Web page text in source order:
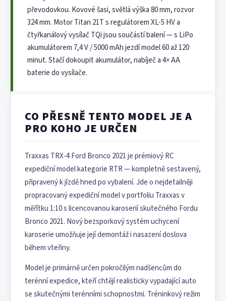
převodovkou. Kovové šasi, světlá výška 80 mm, rozvor
324 mm. Motor Titan 21T s regulátorem XL-5 HV a
čtyřkanálový vysílač TQi jsou součástí balení — s LiPo
akumulátorem 7,4 V / 5000 mAh jezdí model 60 až 120
minut. Stačí dokoupit akumulátor, nabíječ a 4× AA
baterie do vysílače.
CO PŘESNĚ TENTO MODEL JE A
PRO KOHO JE URČEN
Traxxas TRX-4 Ford Bronco 2021 je prémiový RC
expediční model kategorie RTR — kompletně sestavený,
připravený k jízdě hned po vybalení. Jde o nejdetailněji
propracovaný expediční model v portfoliu Traxxas v
měřítku 1:10 s licencovanou karoserií skutečného Fordu
Bronco 2021. Nový bezsporkový systém uchycení
karoserie umožňuje její demontáž i nasazení doslova
během vteřiny.
Model je primárně určen pokročilým nadšencům do
terénní expedice, kteří chtějí realisticky vypadající auto
se skutečnými terénními schopnostmi. Tréninkový režim